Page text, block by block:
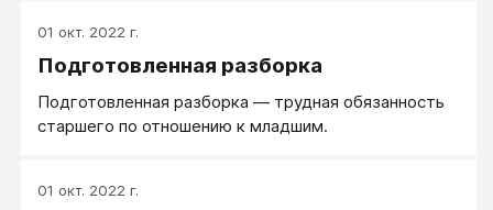
01 окт. 2022 г.
Подготовленная разборка
Подготовленная разборка — трудная обязанность
старшего по отношению к младшим.
01 окт. 2022 г.